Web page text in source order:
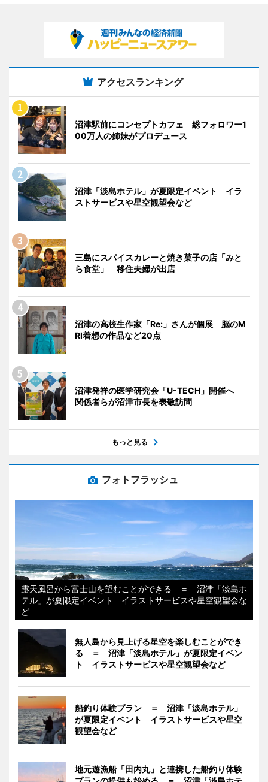
アクセスランキング
沼津駅前にコンセプトカフェ 総フォロワー1
00万人の姉妹がプロデュース
沼津「淡島ホテル」が夏限定イベント イラ
ストサービスや星空観望会など
三島にスパイスカレーと焼き菓子の店「みと
ら食堂」 移住夫婦が出店
沼津の高校生作家「Re:」さんが個展 脳のM
RI着想の作品など20点
沼津発祥の医学研究会「U-TECH」開催へ
関係者らが沼津市長を表敬訪問
もっと見る
フォトフラッシュ
露天風呂から富士山を望むことができる ＝ 沼津「淡島ホ
テル」が夏限定イベント イラストサービスや星空観望会な
ど
無人島から見上げる星空を楽しむことができ
る ＝ 沼津「淡島ホテル」が夏限定イベン
ト イラストサービスや星空観望会など
船釣り体験プラン ＝ 沼津「淡島ホテル」
が夏限定イベント イラストサービスや星空
観望会など
地元遊漁船「田内丸」と連携した船釣り体験